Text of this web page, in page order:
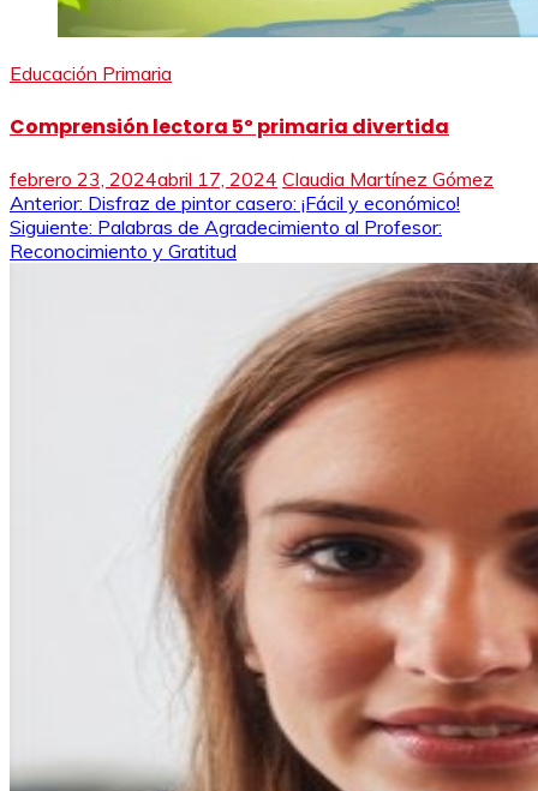
Educación Primaria
Comprensión lectora 5º primaria divertida
febrero 23, 2024abril 17, 2024 Claudia Martínez Gómez
Navegación
de
Anterior: Disfraz de pintor casero: ¡Fácil y económico!
Siguiente: Palabras de Agradecimiento al Profesor:
Reconocimiento y Gratitud